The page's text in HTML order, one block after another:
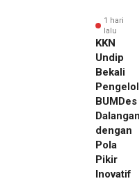
1 hari
lalu
KKN
Undip
Bekali
BUMDes
Dalangan
dengan
Pola
Pikir
Inovatif